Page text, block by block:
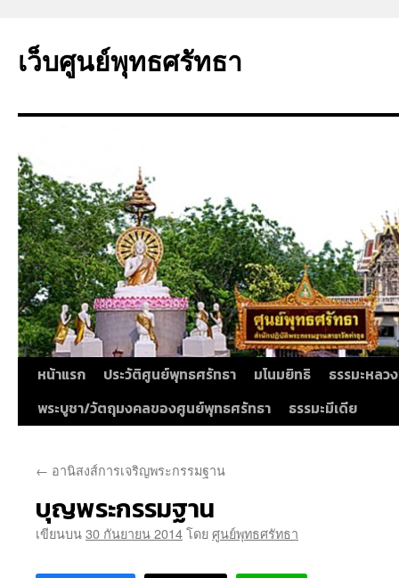
ยัง
เว็บศูนย์พุทธศรัทธา
หน้าแรก ประวัติศูนย์พุทธศรัทธา มโนมยิทธิ
ธรรมะหลว
พระบูชา/วัตถุมงคลของศูนย์พุทธศรัทธา
ธรรมะมีเดีย
← อานิสงส์การเจริญพระกรรมฐาน
บุญพระกรรมฐาน
เขียนบน30 กันยายน 2014โดยศูนย์พุทธศรัทธา